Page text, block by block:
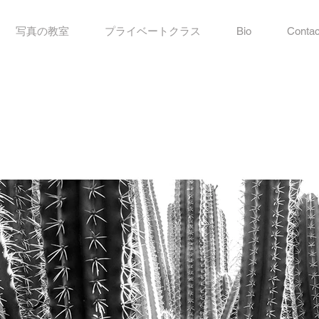
写真の教室 プライベートクラス Bio